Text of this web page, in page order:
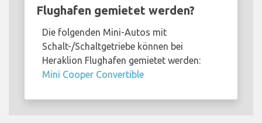
Flughafen gemietet werden?
Die folgenden Mini-Autos mit
Schalt-/Schaltgetriebe können bei
Heraklion Flughafen gemietet werden:
Mini Cooper Convertible